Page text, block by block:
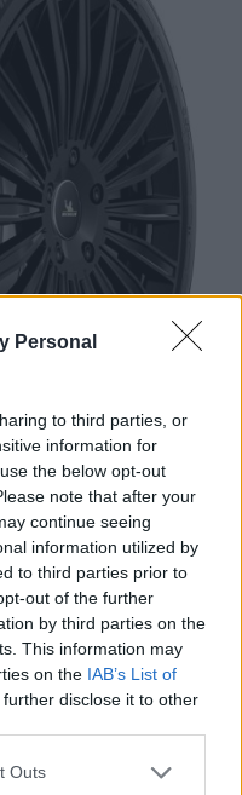
Personal
to third parties, or
information for
the below opt-out
note that after your
continue seeing
information utilized by
to third parties prior to
out of the further
by third parties on the
This information may
on the IAB’s List of
disclose it to other
Outs
do 3-10 dní.